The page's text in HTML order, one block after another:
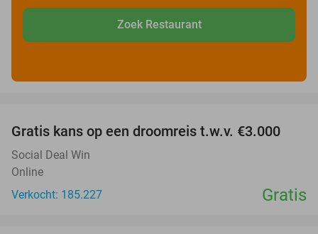
Zoek Restaurant
Gratis kans op een droomreis t.w.v. €3.000
Social Deal Win
Online
Verkocht: 185.227
Gratis